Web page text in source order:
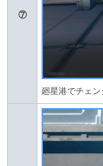
⑦
廻星港でチェ